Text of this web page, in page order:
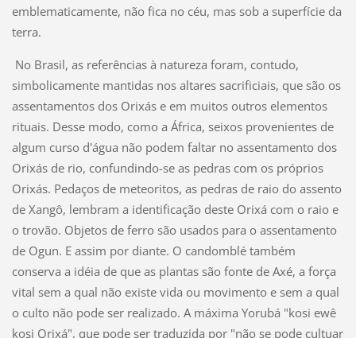
emblematicamente, não fica no céu, mas sob a superfície da
terra.
No Brasil, as referências à natureza foram, contudo,
simbolicamente mantidas nos altares sacrificiais, que são os
assentamentos dos Orixás e em muitos outros elementos
rituais. Desse modo, como a África, seixos provenientes de
algum curso d'água não podem faltar no assentamento dos
Orixás de rio, confundindo-se as pedras com os próprios
Orixás. Pedaços de meteoritos, as pedras de raio do assento
de Xangô, lembram a identificação deste Orixá com o raio e
o trovão. Objetos de ferro são usados para o assentamento
de Ogun. E assim por diante. O candomblé também
conserva a idéia de que as plantas são fonte de Axé, a força
vital sem a qual não existe vida ou movimento e sem a qual
o culto não pode ser realizado. A máxima Yorubá "kosi ewê
kosi Orixá", que pode ser traduzida por "não se pode cultuar